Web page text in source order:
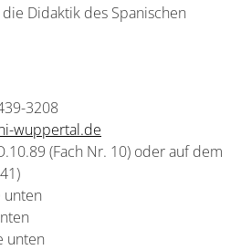
Didaktik des Spanischen
3208
wuppertal.de
(Fach Nr. 10) oder auf dem
unten
unten